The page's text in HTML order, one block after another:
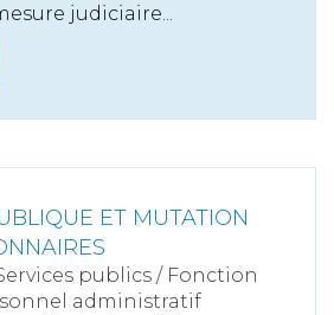
judiciaire...
ET MUTATION
publics / Fonction
administratif